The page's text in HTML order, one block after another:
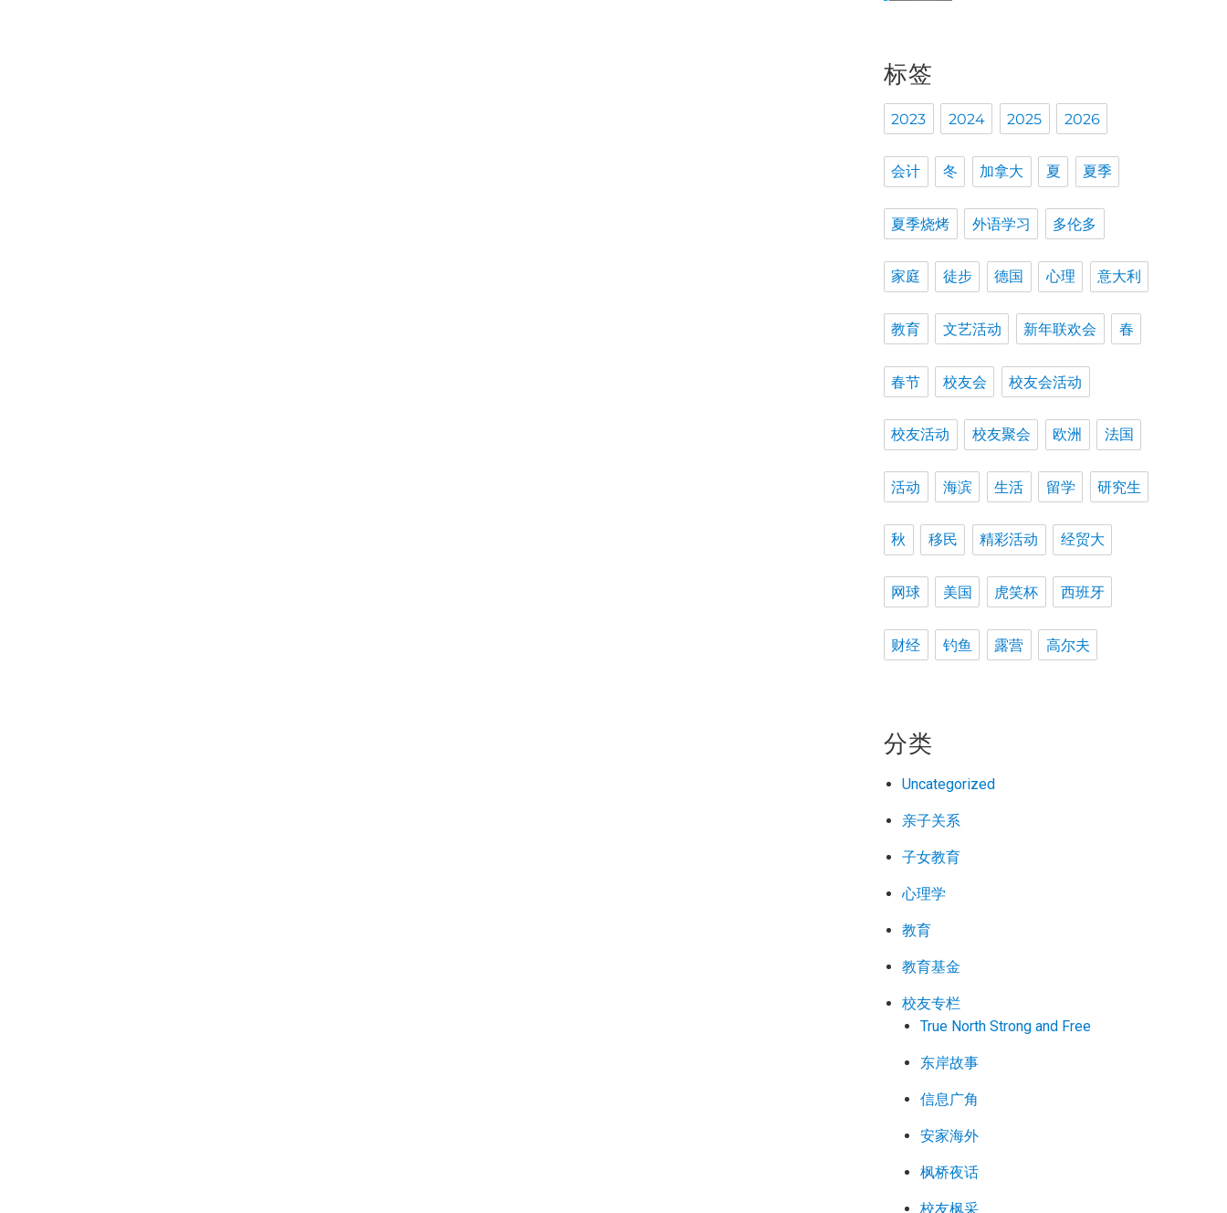
标签
2023 2024 2025 2026
会计 冬 加拿大 夏 夏季
夏季烧烤 外语学习 多伦多
家庭 徒步 德国 心理 意大利
教育 文艺活动 新年联欢会 春
春节 校友会 校友会活动
校友活动 校友聚会 欧洲 法国
活动 海滨 生活 留学 研究生
秋 移民 精彩活动 经贸大
网球 美国 虎笑杯 西班牙
财经 钓鱼 露营 高尔夫
分类
Uncategorized
亲子关系
子女教育
心理学
教育
教育基金
校友专栏
True North Strong and Free
东岸故事
信息广角
安家海外
枫桥夜话
校友枫采